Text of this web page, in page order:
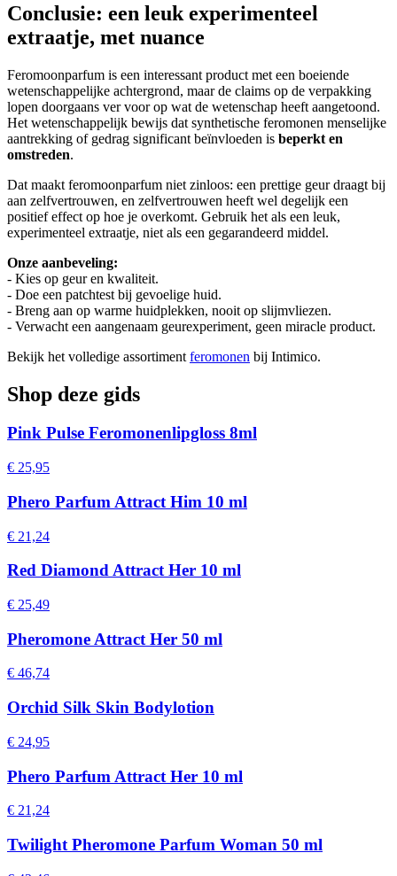
Conclusie: een leuk experimenteel
extraatje, met nuance
Feromoonparfum is een interessant product met een boeiende
wetenschappelijke achtergrond, maar de claims op de verpakking
lopen doorgaans ver voor op wat de wetenschap heeft aangetoond.
Het wetenschappelijk bewijs dat synthetische feromonen menselijke
aantrekking of gedrag significant beïnvloeden is beperkt en
omstreden.
Dat maakt feromoonparfum niet zinloos: een prettige geur draagt bij
aan zelfvertrouwen, en zelfvertrouwen heeft wel degelijk een
positief effect op hoe je overkomt. Gebruik het als een leuk,
experimenteel extraatje, niet als een gegarandeerd middel.
Onze aanbeveling:
- Kies op geur en kwaliteit.
- Doe een patchtest bij gevoelige huid.
- Breng aan op warme huidplekken, nooit op slijmvliezen.
- Verwacht een aangenaam geurexperiment, geen miracle product.
Bekijk het volledige assortiment feromonen bij Intimico.
Shop deze gids
Pink Pulse Feromonenlipgloss 8ml
€ 25,95
Phero Parfum Attract Him 10 ml
€ 21,24
Red Diamond Attract Her 10 ml
€ 25,49
Pheromone Attract Her 50 ml
€ 46,74
Orchid Silk Skin Bodylotion
€ 24,95
Phero Parfum Attract Her 10 ml
€ 21,24
Twilight Pheromone Parfum Woman 50 ml